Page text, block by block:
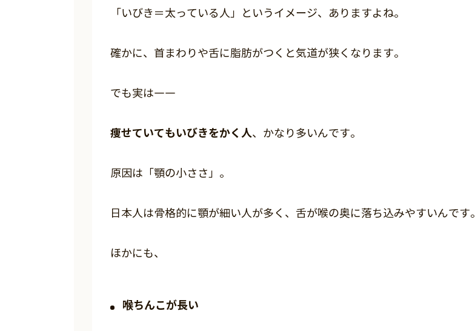
「いびき＝太っている人」というイメージ、ありますよね。
確かに、首まわりや舌に脂肪がつくと気道が狭くなります。
でも実は――
痩せていてもいびきをかく人、かなり多いんです。
原因は「顎の小ささ」。
日本人は骨格的に顎が細い人が多く、舌が喉の奥に落ち込みやすいんです。
ほかにも、
喉ちんこが長い